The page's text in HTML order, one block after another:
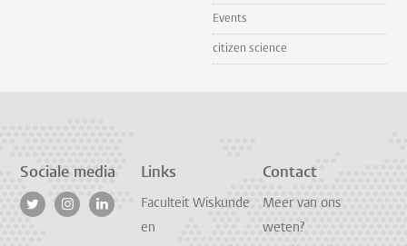
Events
citizen science
Sociale media Links
Faculteit Wiskunde
en
Contact
Meer van ons
weten?